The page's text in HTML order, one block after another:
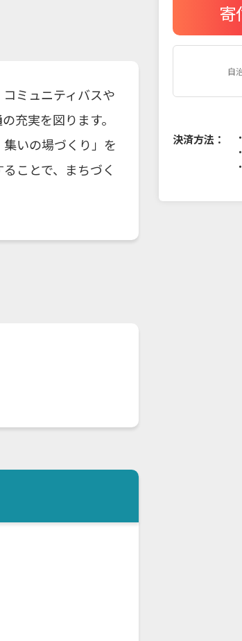
ミュニティバスや
充実を図ります。
いの場づくり」を
ことで、まちづく
寄
自
決済方法： ・
・
・